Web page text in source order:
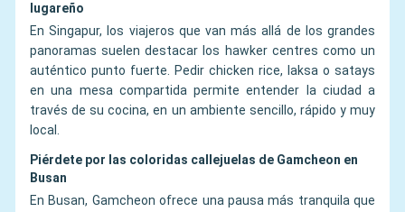
lugareño
En Singapur, los viajeros que van más allá de los grandes
panoramas suelen destacar los hawker centres como un
auténtico punto fuerte. Pedir chicken rice, laksa o satays
en una mesa compartida permite entender la ciudad a
través de su cocina, en un ambiente sencillo, rápido y muy
local.
Piérdete por las coloridas callejuelas de Gamcheon en
Busan
En Busan, Gamcheon ofrece una pausa más tranquila que